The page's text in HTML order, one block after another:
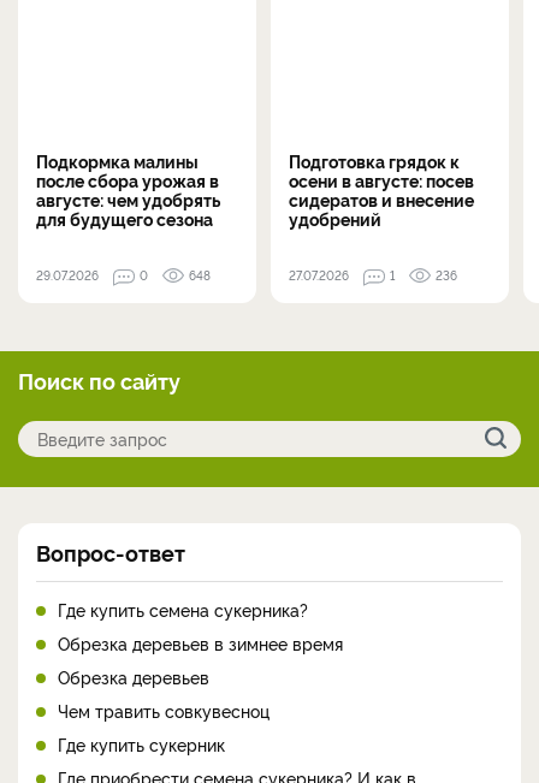
Подкормка малины
после сбора урожая в
августе: чем удобрять
для будущего сезона
29.07.2026 0 648
Подготовка грядок к
осени в августе: посев
сидератов и внесение
удобрений
27.07.2026 1 236
Поиск по сайту
Вопрос-ответ
Где купить семена сукерника?
Обрезка деревьев в зимнее время
Обрезка деревьев
Чем травить совкувесноц
Где купить сукерник
Где приобрести семена сукерника? И как в